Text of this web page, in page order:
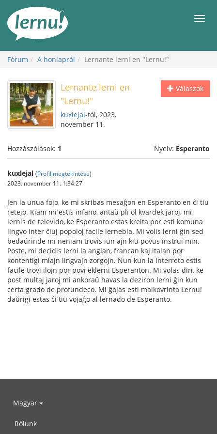
Fórum A honlapról Lernante lerni en "Lernu!"
Válaszok
Lernante lerni en
"Lernu!"
kuxlejal-tól, 2023.
november 11.
Hozzászólások: 1 Nyelv: Esperanto
kuxlejal (Profil megtekintése)
2023. november 11. 1:34:27
Jen la unua fojo, ke mi skribas mesaĝon en Esperanto en ĉi tiu
retejo. Kiam mi estis infano, antaŭ pli ol kvardek jaroj, mi
lernis de televido, ke Esperanto estas kreita por esti komuna
lingvo inter ĉiuj popoloj facile lernebla. Mi volis lerni ĝin sed
bedaŭrinde mi neniam trovis iun ajn kiu povus instrui min.
Poste, mi decidis lerni la anglan, francan kaj italan por
kontentigi miajn lingvajn zorgojn. Nun kun la interreto estis
facile trovi ilojn por povi eklerni Esperanton. Mi volas diri, ke
post multaj jaroj mi ankoraŭ havas la deziron lerni ĝin kun
certa grado de profundeco. Mi ĝojas esti malkovrinta Lernu!
daŭrigi estas ĉi tiu vojaĝo al lernado de Esperanto.
Magyar
Rólunk